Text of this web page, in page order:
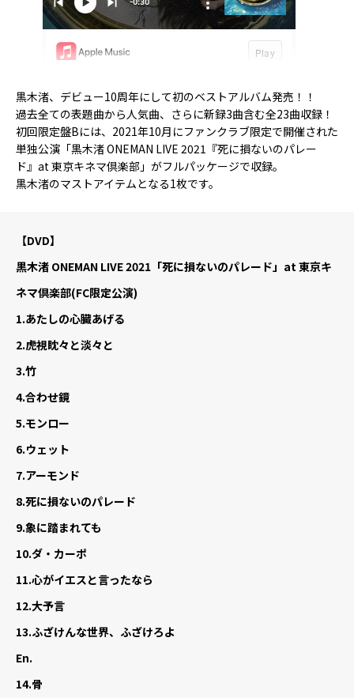
黒木渚、デビュー10周年にして初のベストアルバム発売！！
過去全ての表題曲から人気曲、さらに新録3曲含む全23曲収録！
初回限定盤Bには、2021年10月にファンクラブ限定で開催された
単独公演「黒木渚 ONEMAN LIVE 2021『死に損ないのパレー
ド』at 東京キネマ倶楽部」がフルパッケージで収録。
黒木渚のマストアイテムとなる1枚です。
【DVD】
黒木渚 ONEMAN LIVE 2021「死に損ないのパレード」at 東京キ
ネマ倶楽部(FC限定公演)
1.あたしの心臓あげる
2.虎視眈々と淡々と
3.竹
4.合わせ鏡
5.モンロー
6.ウェット
7.アーモンド
8.死に損ないのパレード
9.象に踏まれても
10.ダ・カーポ
11.心がイエスと言ったなら
12.大予言
13.ふざけんな世界、ふざけろよ
En.
14.骨